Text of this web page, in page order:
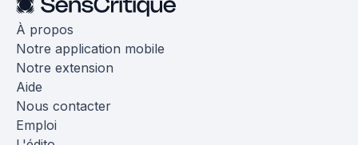
À propos
Notre application mobile
Notre extension
Aide
Nous contacter
Emploi